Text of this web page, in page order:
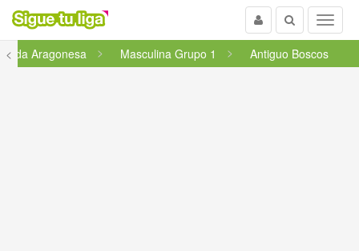
Menu
Buscar
Usuario
<
Aragonesa Masculina Grupo 1 Antiguo Boscos